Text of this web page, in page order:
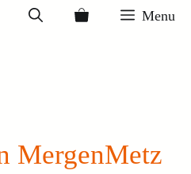
Menu
MergenMetz